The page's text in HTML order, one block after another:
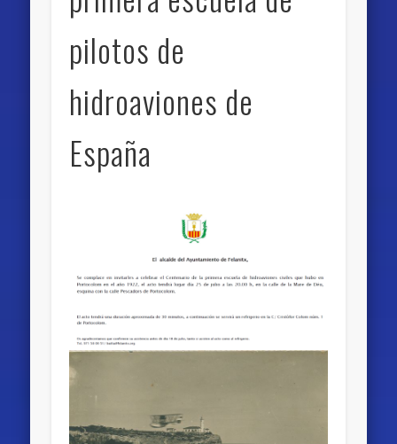
pilotos de
hidroaviones de
España